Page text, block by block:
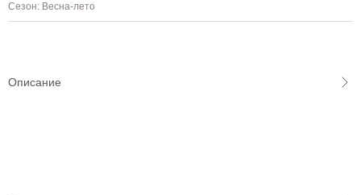
Сезон: Весна-лето
Описание